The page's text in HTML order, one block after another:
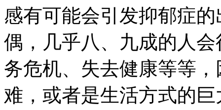
感有可能会引发抑郁症
偶，几乎八、九成的人
务危机、失去健康等等
难，或者是生活方式的